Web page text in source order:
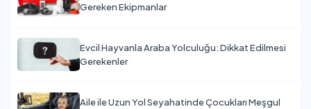
Gereken Ekipmanlar
Evcil Hayvanla Araba Yolculuğu: Dikkat Edilmesi
Gerekenler
Aile ile Uzun Yol Seyahatinde Çocukları Meşgul